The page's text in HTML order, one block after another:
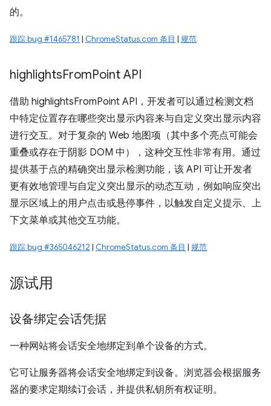
的。
跟踪 bug #1465781 | ChromeStatus.com 条目 | 规范
highlightsFromPoint API
借助 highlightsFromPoint API，开发者可以通过检测文档
中特定位置存在哪些突出显示内容来与自定义突出显示内容
进行交互。对于复杂的 Web 地图项（其中多个亮点可能会
重叠或存在于阴影 DOM 中），这种交互性非常有用。通过
提供基于点的精确突出显示检测功能，该 API 可让开发者
更有效地管理与自定义突出显示的动态互动，例如响应突出
显示区域上的用户点击或悬停事件，以触发自定义提示、上
下文菜单或其他交互功能。
跟踪 bug #365046212 | ChromeStatus.com 条目 | 规范
源试用
设备绑定会话凭据
一种网站将会话安全地绑定到单个设备的方式。
它可让服务器将会话安全地绑定到设备。浏览器会根据服务
器的要求定期续订会话，并提供私钥所有权证明。